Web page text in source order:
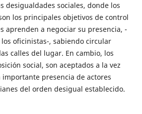
desigualdades sociales, donde los
los principales objetivos de control
aprenden a negociar su presencia, -
oficinistas-, sabiendo circular
calles del lugar. En cambio, los
social, son aceptados a la vez
presencia de actores
del orden desigual establecido.